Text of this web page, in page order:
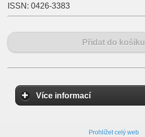
ISSN: 0426-3383
Přidat do košíku
Více informací
Prohlížet celý web